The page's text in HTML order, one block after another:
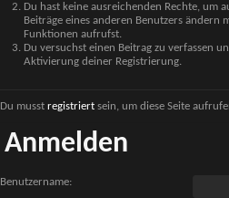
Du hast keine ausreichenden Rechte, um
Beiträge eines anderen Benutzers
Funktionen aufrufst.
Du versuchst einen Beitrag zu verfassen
Aktivierung deiner Registrierung.
Du musst registriertsein, um diese Seite
Anmelden
Benutzername: